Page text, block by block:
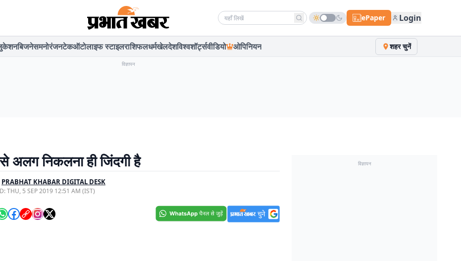
Search news ePaper Login
बिजनेसमनोरंजनटेकऑटोलाइफ स्टाइलराशिफलधर्मखेलदेशविश्वशॉर्ट्सवीडियो ओपिनियन शहर चुनें
विज्ञापन
अलग निकलना ही जिंदगी है
PRABHAT KHABAR DIGITAL DESK
THU, 5 SEP 2019 12:51 AM (IST)
विज्ञापन